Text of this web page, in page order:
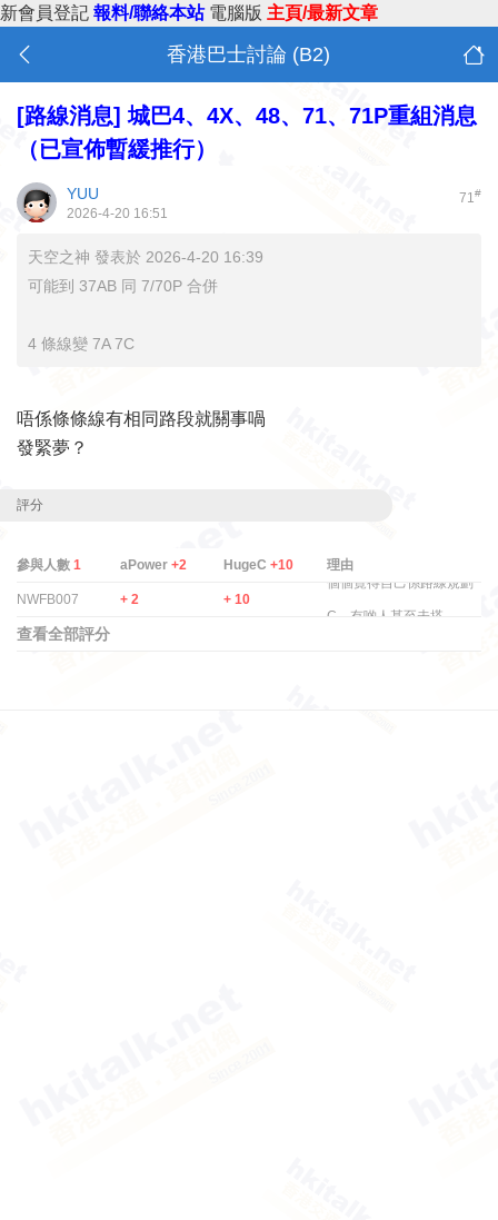
新會員登記 報料/聯絡本站 電腦版 主頁/最新文章
香港巴士討論 (B2)
[路線消息] 城巴4、4X、48、71、71P重組消息
（已宣佈暫緩推行）
71#
YUU
2026-4-20 16:51
天空之神 發表於 2026-4-20 16:39
可能到 37AB 同 7/70P 合併
4 條線變 7A 7C
唔係條條線有相同路段就關事喎
發緊夢？
評分
參與人數 1 aPower +2 HugeC +10 理由
NWFB007 + 2 + 10
個個覺得自己係路線規劃
C，有啲人甚至未搭 ...
查看全部評分